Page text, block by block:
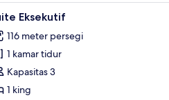
premium, selimut bulu angsa, dan
Suite
5 Eksekutif
116 meter persegi
1 kamar tidur
Kapasitas 3
1 king